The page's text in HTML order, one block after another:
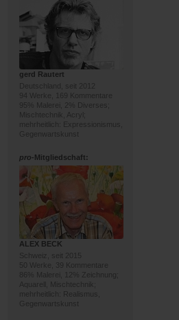
gerd Rautert
Deutschland, seit 2012
94 Werke, 169 Kommentare
95% Malerei, 2% Diverses;
Mischtechnik, Acryl;
mehrheitlich: Expressionismus,
Gegenwartskunst
pro-Mitgliedschaft:
ALEX BECK
Schweiz, seit 2015
50 Werke, 39 Kommentare
86% Malerei, 12% Zeichnung;
Aquarell, Mischtechnik;
mehrheitlich: Realismus,
Gegenwartskunst